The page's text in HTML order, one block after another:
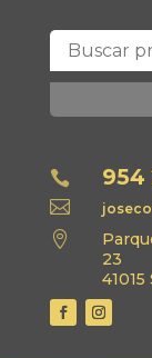
 954


23
41015